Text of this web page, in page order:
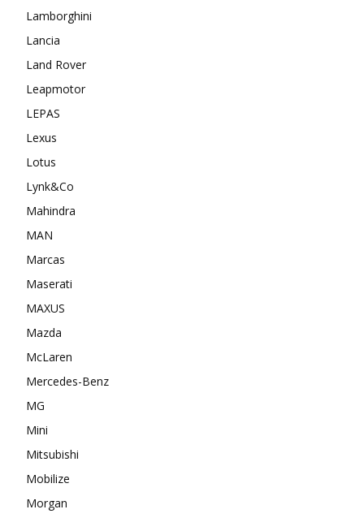
Lamborghini
Lancia
Land Rover
Leapmotor
LEPAS
Lexus
Lotus
Lynk&Co
Mahindra
MAN
Marcas
Maserati
MAXUS
Mazda
McLaren
Mercedes-Benz
MG
Mini
Mitsubishi
Mobilize
Morgan